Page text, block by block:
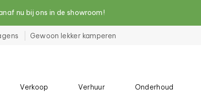
Gewoon lekker kamperen
Verkoop Verhuur Onderhoud
nu bij ons in de showroom!